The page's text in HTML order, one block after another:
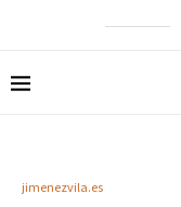
jimenezvila.es